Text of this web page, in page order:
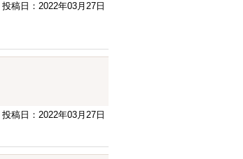
投稿日：2022年03月27日
投稿日：2022年03月27日